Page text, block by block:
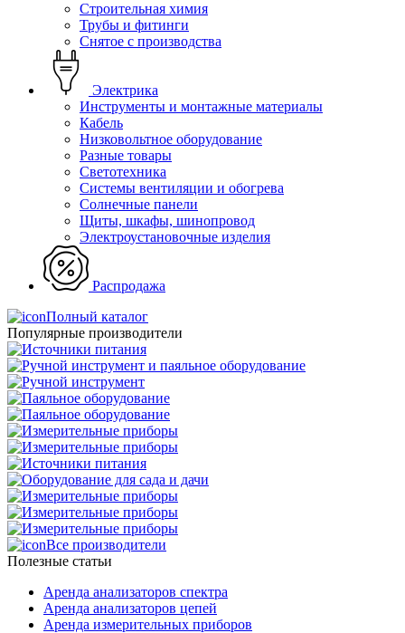
Строительная химия
Трубы и фитинги
Снятое с производства
Электрика
Инструменты и монтажные материалы
Кабель
Низковольтное оборудование
Разные товары
Светотехника
Системы вентиляции и обогрева
Солнечные панели
Щиты, шкафы, шинопровод
Электроустановочные изделия
Распродажа
Полный каталог
Популярные производители
Все производители
Полезные статьи
Аренда анализаторов спектра
Аренда анализаторов цепей
Аренда измерительных приборов